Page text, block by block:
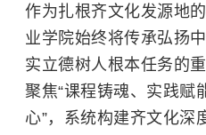
作为扎根齐文化发源地
业学院始终将传承弘扬
实立德树人根本任务的
聚焦“课程铸魂、实践赋
心”，系统构建齐文化深